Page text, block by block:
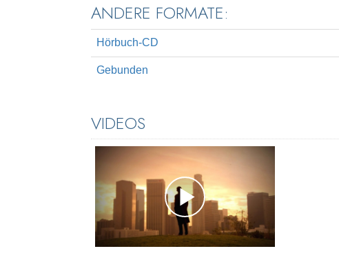
ANDERE FORMATE:
Hörbuch-CD
Gebunden
VIDEOS